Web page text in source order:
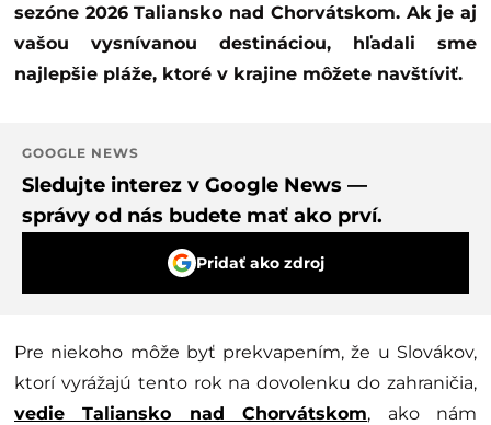
sezóne 2026 Taliansko nad Chorvátskom. Ak je aj
vašou vysnívanou destináciou, hľadali sme
najlepšie pláže, ktoré v krajine môžete navštíviť.
GOOGLE NEWS
Sledujte interez v Google News —
správy od nás budete mať ako prví.
Pridať ako zdroj
Pre niekoho môže byť prekvapením, že u Slovákov,
ktorí vyrážajú tento rok na dovolenku do zahraničia,
vedie Taliansko nad Chorvátskom, ako nám